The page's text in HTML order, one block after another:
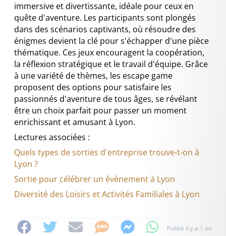
immersive et divertissante, idéale pour ceux en
quête d'aventure. Les participants sont plongés
dans des scénarios captivants, où résoudre des
énigmes devient la clé pour s'échapper d'une pièce
thématique. Ces jeux encouragent la coopération,
la réflexion stratégique et le travail d'équipe. Grâce
à une variété de thèmes, les escape game
proposent des options pour satisfaire les
passionnés d'aventure de tous âges, se révélant
être un choix parfait pour passer un moment
enrichissant et amusant à Lyon.
Lectures associées :
Quels types de sorties d'entreprise trouve-t-on à
Lyon ?
Sortie pour célébrer un évènement à Lyon
Diversité des Loisirs et Activités Familiales à Lyon
Publié il y a 1 an